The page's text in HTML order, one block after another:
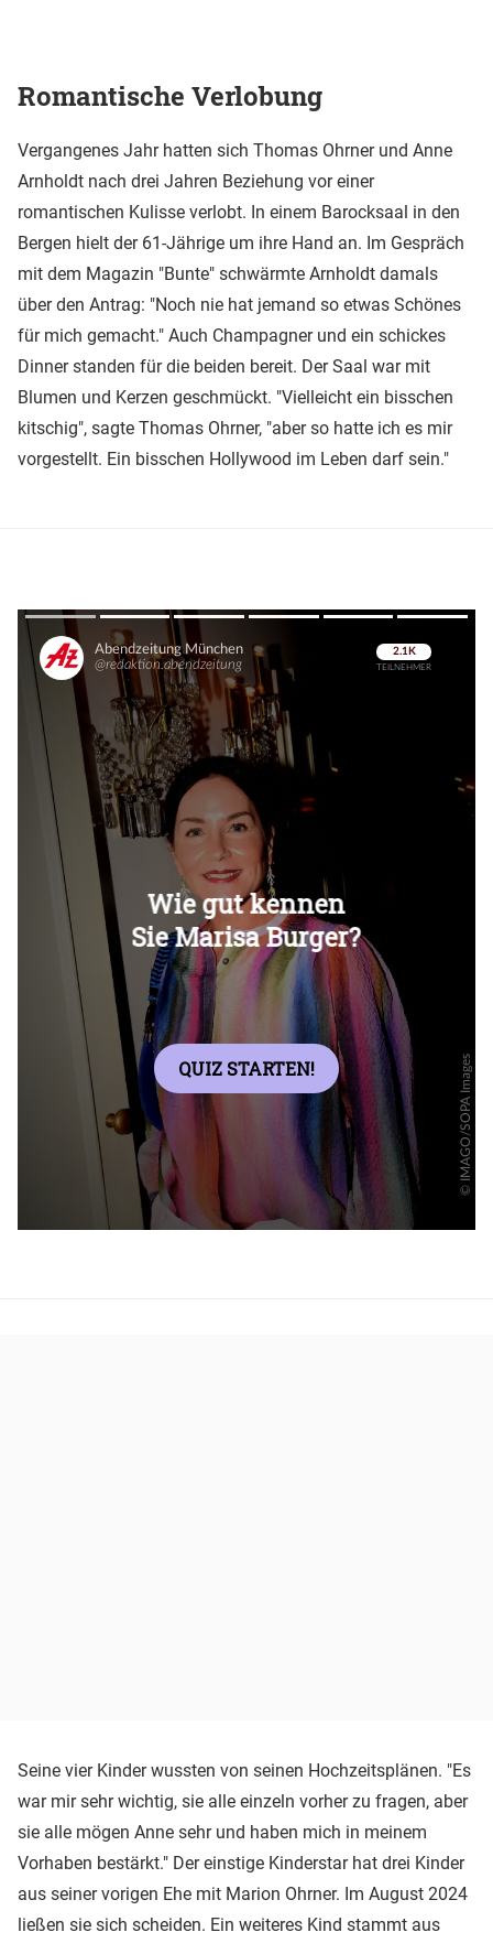
Romantische Verlobung
Vergangenes Jahr hatten sich Thomas Ohrner und Anne
Arnholdt nach drei Jahren Beziehung vor einer
romantischen Kulisse verlobt. In einem Barocksaal in den
Bergen hielt der 61-Jährige um ihre Hand an. Im Gespräch
mit dem Magazin "Bunte" schwärmte Arnholdt damals
über den Antrag: "Noch nie hat jemand so etwas Schönes
für mich gemacht." Auch Champagner und ein schickes
Dinner standen für die beiden bereit. Der Saal war mit
Blumen und Kerzen geschmückt. "Vielleicht ein bisschen
kitschig", sagte Thomas Ohrner, "aber so hatte ich es mir
vorgestellt. Ein bisschen Hollywood im Leben darf sein."
Überspringen
Seine vier Kinder wussten von seinen Hochzeitsplänen. "Es
war mir sehr wichtig, sie alle einzeln vorher zu fragen, aber
sie alle mögen Anne sehr und haben mich in meinem
Vorhaben bestärkt." Der einstige Kinderstar hat drei Kinder
aus seiner vorigen Ehe mit Marion Ohrner. Im August 2024
ließen sie sich scheiden. Ein weiteres Kind stammt aus